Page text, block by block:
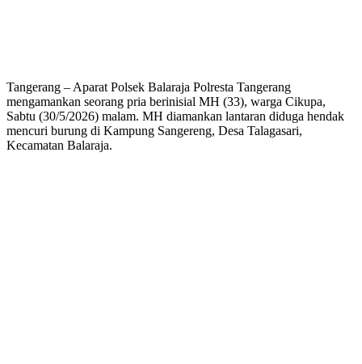
Tangerang – Aparat Polsek Balaraja Polresta Tangerang
mengamankan seorang pria berinisial MH (33), warga Cikupa,
Sabtu (30/5/2026) malam. MH diamankan lantaran diduga hendak
mencuri burung di Kampung Sangereng, Desa Talagasari,
Kecamatan Balaraja.